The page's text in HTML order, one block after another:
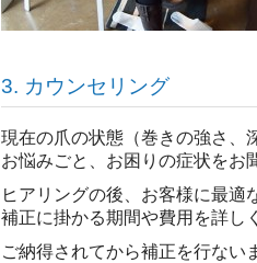
3. カウンセリング
現在の爪の状態（巻きの強さ、
お悩みごと、お困りの症状をお
ヒアリングの後、お客様に最適
補正に掛かる期間や費用を詳し
ご納得されてから補正を行ない